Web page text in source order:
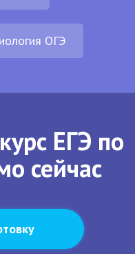
ОГЭ
ЕГЭ по
сейчас